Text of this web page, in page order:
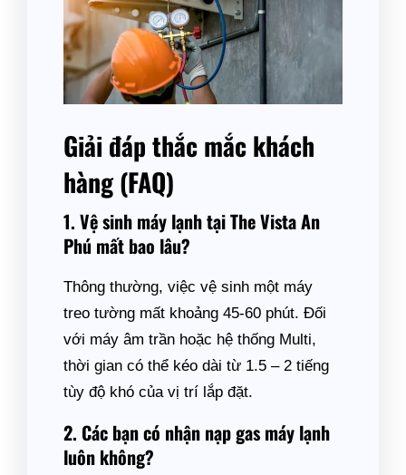
Giải đáp thắc mắc khách
hàng (FAQ)
1. Vệ sinh máy lạnh tại The Vista An
Phú mất bao lâu?
Thông thường, việc vệ sinh một máy
treo tường mất khoảng 45-60 phút. Đối
với máy âm trần hoặc hệ thống Multi,
thời gian có thể kéo dài từ 1.5 – 2 tiếng
tùy độ khó của vị trí lắp đặt.
2. Các bạn có nhận nạp gas máy lạnh
luôn không?